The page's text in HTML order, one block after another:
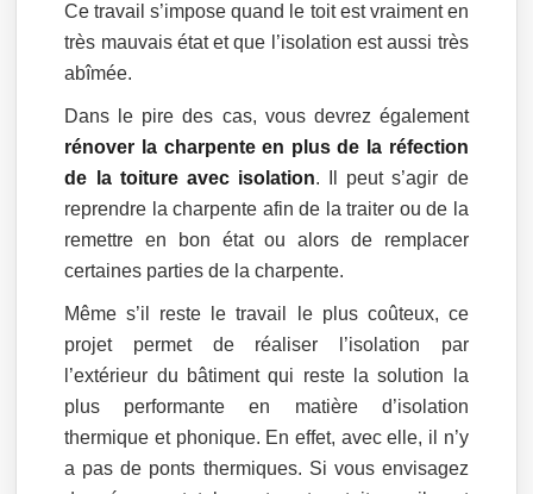
Ce travail s’impose quand le toit est vraiment en
très mauvais état et que l’isolation est aussi très
abîmée.
Dans le pire des cas, vous devrez également
rénover la charpente en plus de la réfection
de la toiture avec isolation. Il peut s’agir de
reprendre la charpente afin de la traiter ou de la
remettre en bon état ou alors de remplacer
certaines parties de la charpente.
Même s’il reste le travail le plus coûteux, ce
projet permet de réaliser l’isolation par
l’extérieur du bâtiment qui reste la solution la
plus performante en matière d’isolation
thermique et phonique. En effet, avec elle, il n’y
a pas de ponts thermiques. Si vous envisagez